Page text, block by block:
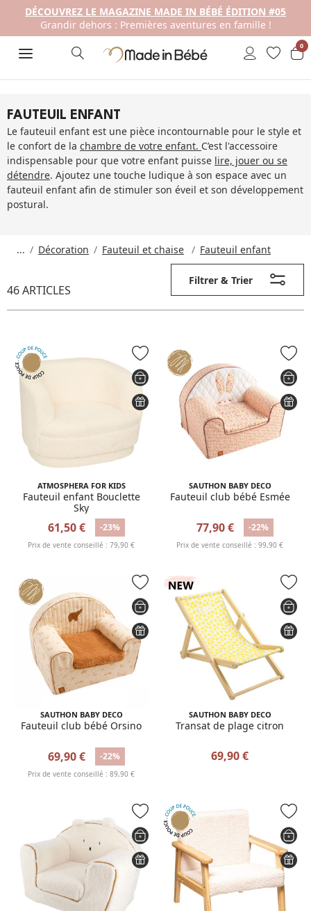
DÉCOUVREZ LE MAGAZINE MADE IN BÉBÉ ÉDITION #05
Grandir dehors : Premières aventures en famille !
0
FAUTEUIL ENFANT
Le fauteuil enfant est une pièce incontournable pour le style et
le confort de la chambre de votre enfant. C’est l'accessoire
indispensable pour que votre enfant puisse lire, jouer ou se
détendre. Ajoutez une touche ludique à son espace avec un
fauteuil enfant afin de stimuler son éveil et son développement
postural.
... Décoration Fauteuil et chaise Fauteuil enfant
46 ARTICLES
Filtrer & Trier
ATMOSPHERA FOR KIDS
Fauteuil enfant Bouclette
Sky
61,50 € -23%
Prix de vente conseillé : 79,90 €
SAUTHON BABY DECO
Fauteuil club bébé Esmée
77,90 € -22%
Prix de vente conseillé : 99,90 €
SAUTHON BABY DECO
Fauteuil club bébé Orsino
69,90 € -22%
Prix de vente conseillé : 89,90 €
SAUTHON BABY DECO
Transat de plage citron
69,90 €